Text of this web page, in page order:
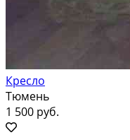
Кресло
Тюмень
1 500 руб.